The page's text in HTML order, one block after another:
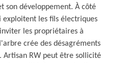
son développement. À côté
exploitent les fils électriques
les propriétaires à
crée des désagréments
Artisan RW peut être sollicité